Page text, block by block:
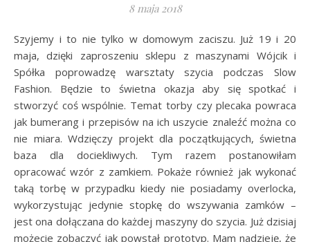
8 maja 2018
Szyjemy i to nie tylko w domowym zaciszu. Już 19 i 20
maja, dzięki zaproszeniu sklepu z maszynami Wójcik i
Spółka poprowadzę warsztaty szycia podczas Slow
Fashion. Będzie to świetna okazja aby się spotkać i
stworzyć coś wspólnie. Temat torby czy plecaka powraca
jak bumerang i przepisów na ich uszycie znaleźć można co
nie miara. Wdzięczy projekt dla początkujących, świetna
baza dla dociekliwych. Tym razem postanowiłam
opracować wzór z zamkiem. Pokaże również jak wykonać
taką torbę w przypadku kiedy nie posiadamy overlocka,
wykorzystując jedynie stopkę do wszywania zamków –
jest ona dołączana do każdej maszyny do szycia. Już dzisiaj
możecie zobaczyć jak powstał prototyp. Mam nadzieję, że